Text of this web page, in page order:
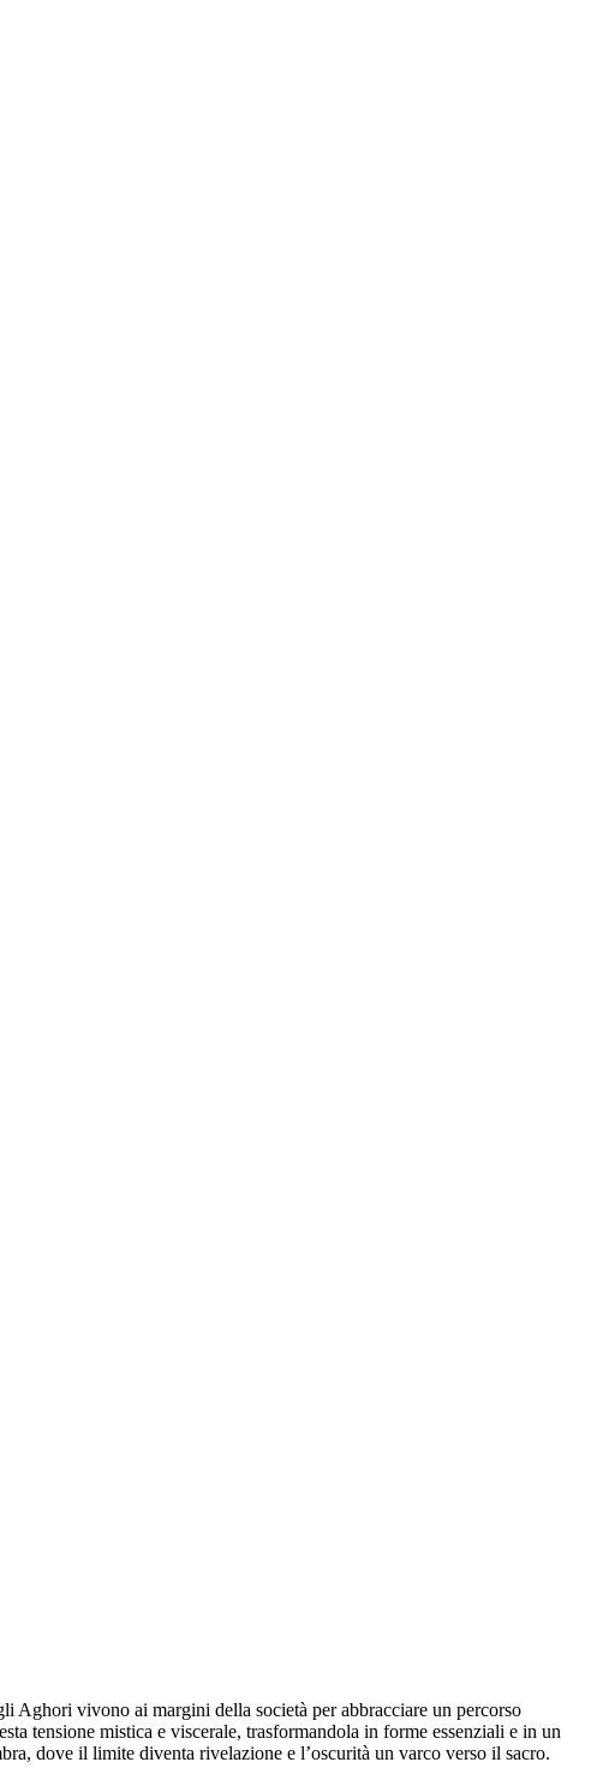
Aghori vivono ai margini della società per abbracciare un percorso
tensione mistica e viscerale, trasformandola in forme essenziali e in un
dove il limite diventa rivelazione e l’oscurità un varco verso il sacro.